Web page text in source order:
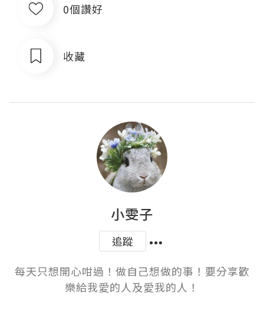
0個讚好
收藏
小雯子
追蹤
每天只想開心咁過！做自己想做的事！要分享歡
樂給我愛的人及愛我的人！